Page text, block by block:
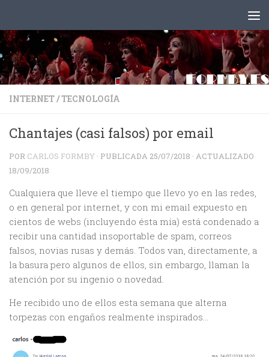
INTERNET/TECNOLOGÍA
Chantajes (casi falsos) por email
POR CARLOS FORMBY · PUBLICADA 25/07/2018 · ACTUALIZADO
18/09/2018
Cualquiera que lleve el tiempo que llevo yo en las redes,
o en general por internet, y con mi email expuesto en
cientos de webs (incluyendo ésta mía) está condenado a
recibir una cantidad insoportable de spam, correos
falsos, novias rusas y demás. Todos van, directamente, a
la basura pero algunos de ellos, sin embargo, llaman la
atención por su ingenio o novedad.
He recibido uno de ellos esta semana que alterna
torpezas con engaños realmente inspirados…